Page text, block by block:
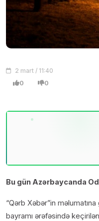
2 mart / 11:40
0 0
Bu gün Azərbaycanda
“Qərb Xəbər”in
bayramı ərəfəsində